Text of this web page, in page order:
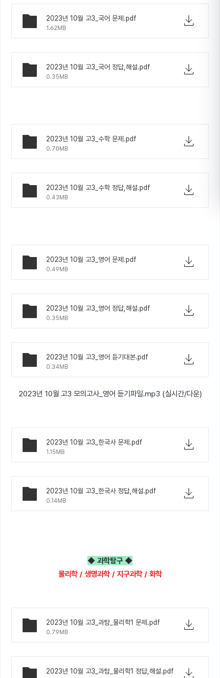
2023년 10월 고3_국어 문제.pdf
1.62MB
2023년 10월 고3_국어 정답,해설.pdf
0.35MB
2023년 10월 고3_수학 문제.pdf
0.70MB
2023년 10월 고3_수학 정답,해설.pdf
0.43MB
2023년 10월 고3_영어 문제.pdf
0.49MB
2023년 10월 고3_영어 정답,해설.pdf
0.35MB
2023년 10월 고3_영어 듣기대본.pdf
0.34MB
2023년 10월 고3 모의고사_영어 듣기파일.mp3 (실시간/다운)
2023년 10월 고3_한국사 문제.pdf
1.15MB
2023년 10월 고3_한국사 정답,해설.pdf
0.14MB
◆ 과학탐구 ◆
물리학 / 생명과학 / 지구과학 / 화학
2023년 10월 고3_과탐_물리학1 문제.pdf
0.79MB
2023년 10월 고3_과탐_물리학1 정답,해설.pdf